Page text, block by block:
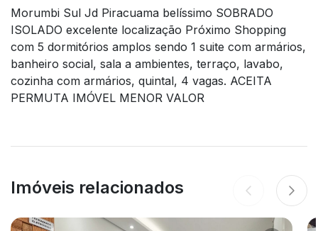
Morumbi Sul Jd Piracuama belíssimo SOBRADO
ISOLADO excelente localização Próximo Shopping
com 5 dormitórios amplos sendo 1 suite com armários,
banheiro social, sala a ambientes, terraço, lavabo,
cozinha com armários, quintal, 4 vagas. ACEITA
PERMUTA IMÓVEL MENOR VALOR
Imóveis relacionados